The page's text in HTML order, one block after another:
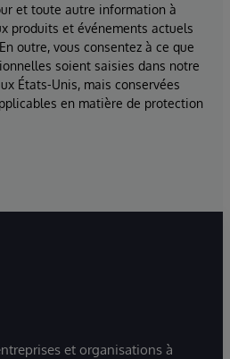
et toute autre information à
produits et événements actuels
outre, vous consentez à ce que
soient saisies dans notre
États-Unis, mais conservées
en matière de protection
et organisations à